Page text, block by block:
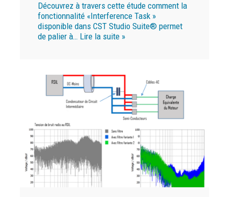
Découvrez à travers cette étude comment la
fonctionnalité «Interference Task »
disponible dans CST Studio Suite® permet
de palier à… Lire la suite »